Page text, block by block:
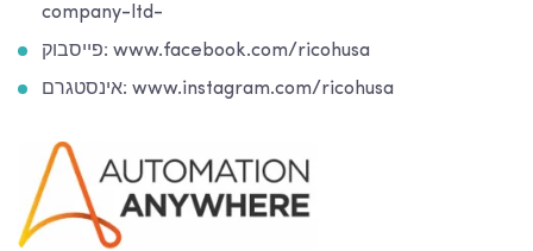
company-ltd-
פייסבוק: www.facebook.com/ricohusa
אינסטגרם: www.instagram.com/ricohusa